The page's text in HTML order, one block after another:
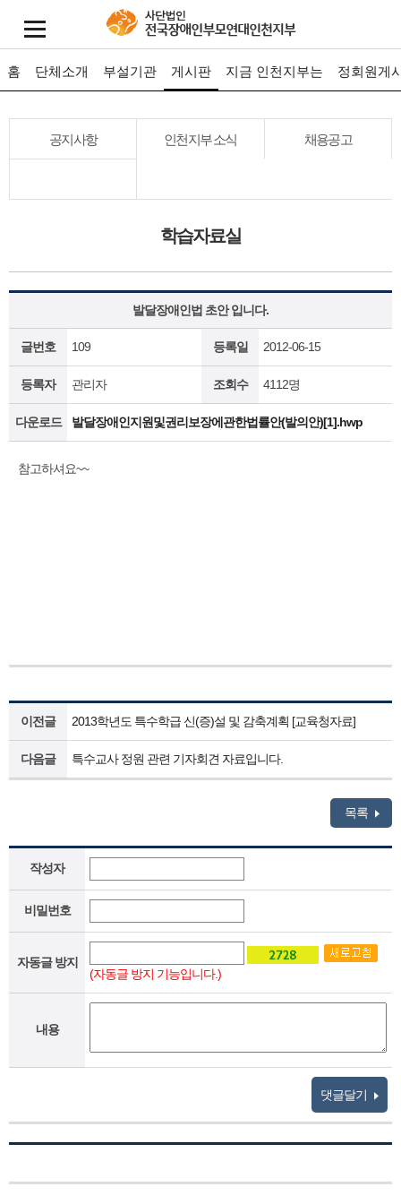
홈 단체소개 부설기관 게시판 지금 인천지부는 정회원게
공지사항 인천지부 소식 채용공고
학습자료실
발달장애인법 초안 입니다.
글번호 109 등록일 2012-06-15
등록자 관리자 조회수 4112명
다운로드 발달장애인지원및권리보장에관한법률안(발의안)[1].hwp
참고하셔요~~
이전글 2013학년도 특수학급 신(증)설 및 감축계획 [교육청자료]
다음글 특수교사 정원 관련 기자회견 자료입니다.
목록
작성자
비밀번호
자동글 방지
(자동글 방지 기능입니다.)
내용
댓글달기